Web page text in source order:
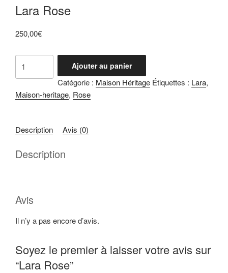
Lara Rose
250,00€
Rose
Ajouter au panier
Catégorie : Maison Héritage Étiquettes : Lara,
Maison-heritage, Rose
Description Avis (0)
Description
Avis
Il n’y a pas encore d’avis.
Soyez le premier à laisser votre avis sur
“Lara Rose”